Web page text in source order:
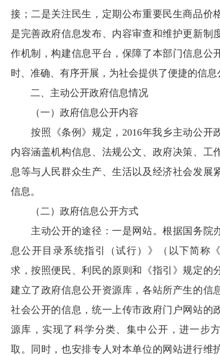
接；二是关注民生，定期公布重要民生商品价
是完善政府信息发布、内容审查和维护更新制
作机制，构建信息平台，保障了本部门信息公
时、准确、有序开展，为社会提供了便捷的信
二、主动公开政府信息情况
（一）政府信息公开内容
按照《条例》规定，2016年我乡主动公开
内容涵盖机构信息、法规公文、政府决策、工
息等与人民群众生产、生活以及经济社会发展
信息。
（二）政府信息公开方式
主动公开的途径：一是网站。根据国务院
息公开目录系统指引（试行）》（以下简称
求，按照便民、利民的原则和《指引》规定的
建立了政府信息公开资源库，各站所产生的信
社会公开的信息，统一上传市政府门户网站的
源库，实现了科学分类、集中公开，进一步
取。同时，也安排专人对本单位的网站进行维